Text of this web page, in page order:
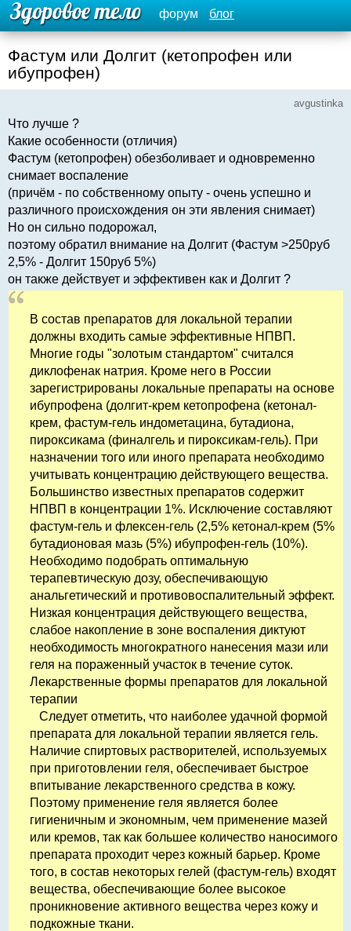
форум блог
Фастум или Долгит (кетопрофен или
ибупрофен)
avgustinka
Что лучше ?
Какие особенности (отличия)
Фастум (кетопрофен) обезболивает и одновременно
снимает воспаление
(причём - по собственному опыту - очень успешно и
различного происхождения он эти явления снимает)
Но он сильно подорожал,
поэтому обратил внимание на Долгит (Фастум >250руб
2,5% - Долгит 150руб 5%)
он также действует и эффективен как и Долгит ?
В состав препаратов для локальной терапии
должны входить самые эффективные НПВП.
Многие годы "золотым стандартом" считался
диклофенак натрия. Кроме него в России
зарегистрированы локальные препараты на основе
ибупрофена (долгит-крем кетопрофена (кетонал-
крем, фастум-гель индометацина, бутадиона,
пироксикама (финалгель и пироксикам-гель). При
назначении того или иного препарата необходимо
учитывать концентрацию действующего вещества.
Большинство известных препаратов содержит
НПВП в концентрации 1%. Исключение составляют
фастум-гель и флексен-гель (2,5% кетонал-крем (5%
бутадионовая мазь (5%) ибупрофен-гель (10%).
Необходимо подобрать оптимальную
терапевтическую дозу, обеспечивающую
анальгетический и противовоспалительный эффект.
Низкая концентрация действующего вещества,
слабое накопление в зоне воспаления диктуют
необходимость многократного нанесения мази или
геля на пораженный участок в течение суток.
Лекарственные формы препаратов для локальной
терапии
Следует отметить, что наиболее удачной формой
препарата для локальной терапии является гель.
Наличие спиртовых растворителей, используемых
при приготовлении геля, обеспечивает быстрое
впитывание лекарственного средства в кожу.
Поэтому применение геля является более
гигиеничным и экономным, чем применение мазей
или кремов, так как большее количество наносимого
препарата проходит через кожный барьер. Кроме
того, в состав некоторых гелей (фастум-гель) входят
вещества, обеспечивающие более высокое
проникновение активного вещества через кожу и
подкожные ткани.